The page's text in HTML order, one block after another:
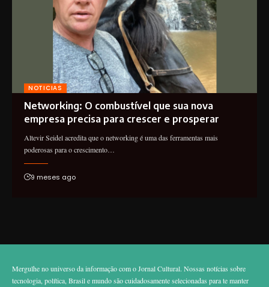
NOTICIAS
Networking: O combustível que sua nova
empresa precisa para crescer e prosperar
Altevir Seidel acredita que o networking é uma das ferramentas mais
poderosas para o crescimento…
9 meses ago
Mergulhe no universo da informação com o Jornal Cultural. Nossas notícias sobre
tecnologia, política, Brasil e mundo são cuidadosamente selecionadas para te manter